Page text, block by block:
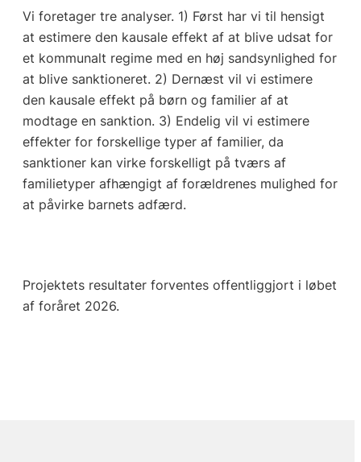
Vi foretager tre analyser. 1) Først har vi til hensigt
at estimere den kausale effekt af at blive udsat for
et kommunalt regime med en høj sandsynlighed for
at blive sanktioneret. 2) Dernæst vil vi estimere
den kausale effekt på børn og familier af at
modtage en sanktion. 3) Endelig vil vi estimere
effekter for forskellige typer af familier, da
sanktioner kan virke forskelligt på tværs af
familietyper afhængigt af forældrenes mulighed for
at påvirke barnets adfærd.
Projektets resultater forventes offentliggjort i løbet
af foråret 2026.